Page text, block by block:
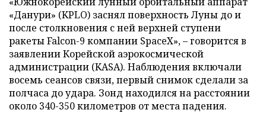
«Данури» (KPLO) заснял поверхность Луны до и
после столкновения с ней верхней ступени
ракеты Falcon-9 компании SpaceX», – говорится в
заявлении Корейской аэрокосмической
администрации (KASA). Наблюдения включали
восемь сеансов связи, первый снимок сделали за
полчаса до удара. Зонд находился на расстоянии
около 340-350 километров от места падения.